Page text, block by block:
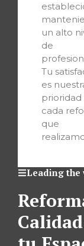
Leading the
un alto
de
Tu
es
prioridad
cada
que